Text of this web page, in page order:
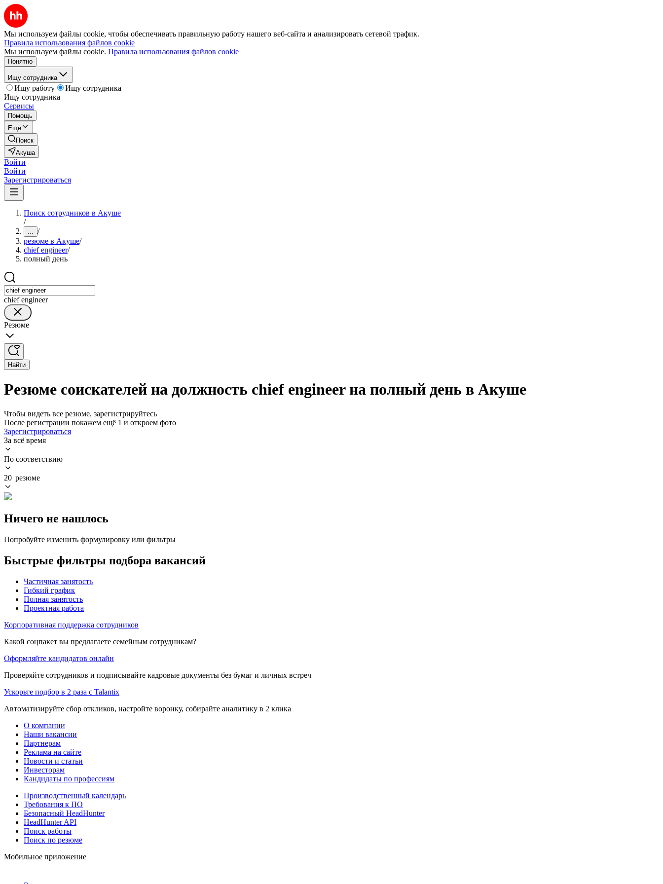
Мы используем файлы cookie, чтобы обеспечивать правильную работу нашего веб-сайта и анализировать сетевой трафик.
Правила использования файлов cookie
Мы используем файлы cookie. Правила использования файлов cookie
Понятно
Ищу сотрудника
Ищу работу
Ищу сотрудника
Ищу сотрудника
Сервисы
Помощь
Ещё
Поиск
Акуша
Войти
Войти
Зарегистрироваться
Поиск сотрудников в Акуше
/
... /
резюме в Акуше/
chief engineer/
полный день
chief engineer
Резюме
Найти
Резюме соискателей на должность chief engineer на полный день в Акуше
Чтобы видеть все резюме, зарегистрируйтесь
После регистрации покажем ещё 1 и откроем фото
Зарегистрироваться
За всё время
По соответствию
20 резюме
Ничего не нашлось
Попробуйте изменить формулировку или фильтры
Быстрые фильтры подбора вакансий
Частичная занятость
Гибкий график
Полная занятость
Проектная работа
Корпоративная поддержка сотрудников
Какой соцпакет вы предлагаете семейным сотрудникам?
Оформляйте кандидатов онлайн
Проверяйте сотрудников и подписывайте кадровые документы без бумаг и личных встреч
Ускорьте подбор в 2 раза с Talantix
Автоматизируйте сбор откликов, настройте воронку, собирайте аналитику в 2 клика
О компании
Наши вакансии
Партнерам
Реклама на сайте
Новости и статьи
Инвесторам
Кандидаты по профессиям
Производственный календарь
Требования к ПО
Безопасный HeadHunter
HeadHunter API
Поиск работы
Поиск по резюме
Мобильное приложение